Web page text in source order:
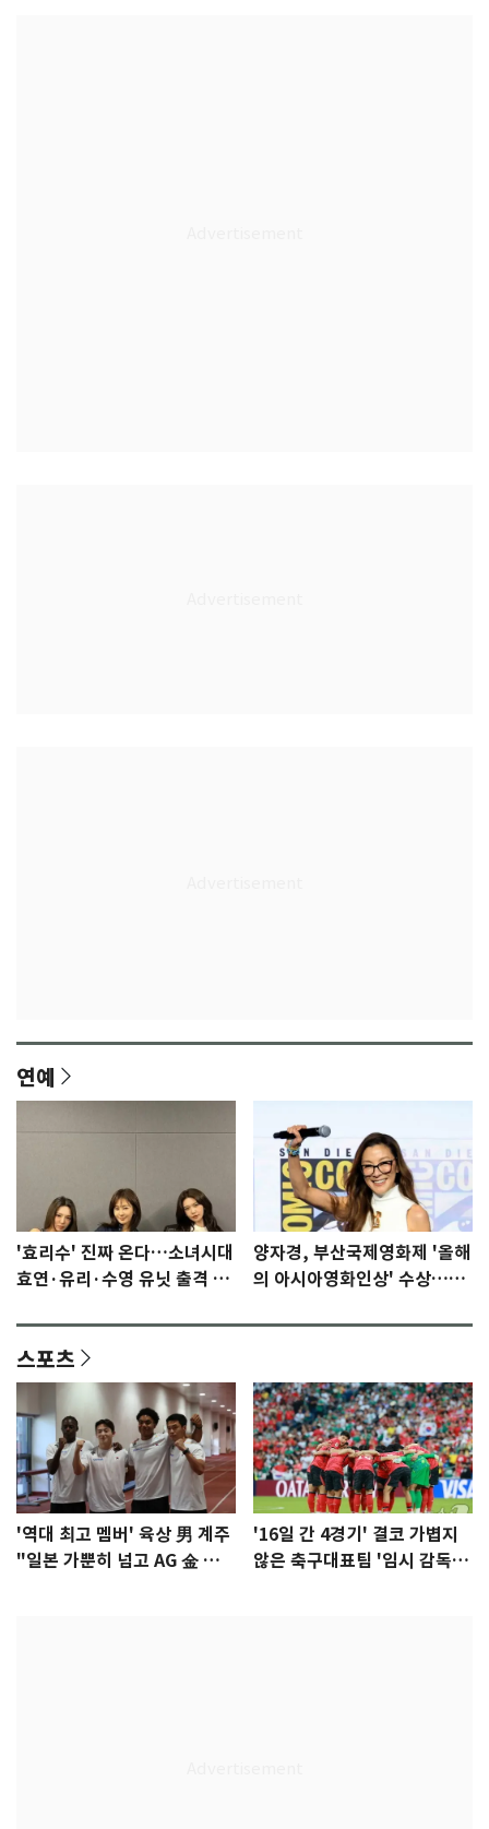
연예
'효리수' 진짜 온다…소녀시대
효연·유리·수영 유닛 출격 [N
양자경, 부산국제영화제 '올해
의 아시아영화인상' 수상…15
스포츠
'역대 최고 멤버' 육상 男 계주
"일본 가뿐히 넘고 AG 金 따겠
'16일 간 4경기' 결코 가볍지
않은 축구대표팀 '임시 감독'